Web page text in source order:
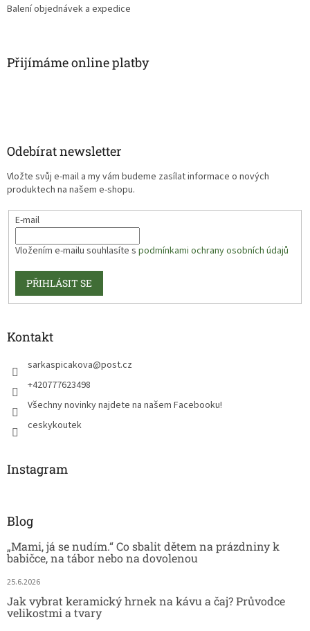
Balení objednávek a expedice
Přijímáme online platby
Odebírat newsletter
Vložte svůj e-mail a my vám budeme zasílat informace o nových
produktech na našem e-shopu.
E-mail
Vložením e-mailu souhlasíte s podmínkami ochrany osobních údajů
PŘIHLÁSIT SE
Kontakt
sarkaspicakova@post.cz
+420777623498
Všechny novinky najdete na našem Facebooku!
ceskykoutek
Instagram
Blog
„Mami, já se nudím.“ Co sbalit dětem na prázdniny k
babičce, na tábor nebo na dovolenou
25.6.2026
Jak vybrat keramický hrnek na kávu a čaj? Průvodce
velikostmi a tvary